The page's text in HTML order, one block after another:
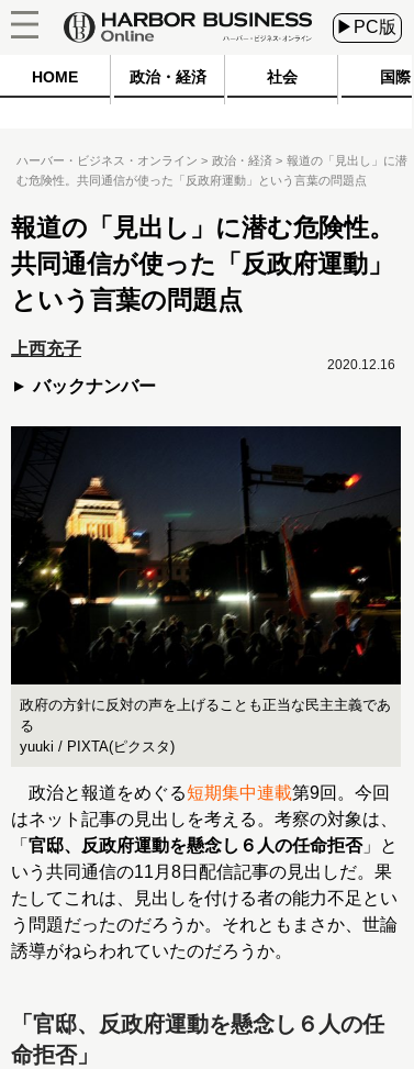
▶PC版
HOME 政治・経済 社会 国際
ハーバー・ビジネス・オンライン 政治・経済
報道の「見出し」に潜
む危険性。共同通信が使った「反政府運動」という言葉の問題点
報道の「見出し」に潜む危険性。
共同通信が使った「反政府運動」
という言葉の問題点
上西充子
バックナンバー
2020.12.16
政府の方針に反対の声を上げることも正当な民主主義であ
る
yuuki / PIXTA(ピクスタ)
政治と報道をめぐる短期集中連載第9回。今回
はネット記事の見出しを考える。考察の対象は、
「 官邸、反政府運動を懸念し６人の任命拒否」と
いう共同通信の11月8日配信記事の見出しだ。果
たしてこれは、見出しを付ける者の能力不足とい
う問題だったのだろうか。それともまさか、世論
誘導がねらわれていたのだろうか。
「官邸、反政府運動を懸念し６人の任
命拒否」